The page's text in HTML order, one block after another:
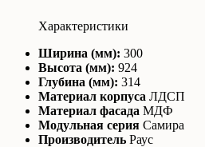
Характеристики
Ширина (мм): 300
Высота (мм): 924
Глубина (мм): 314
Материал корпуса ЛДСП
Материал фасада МДФ
Модульная серия Самира
Производитель Раус